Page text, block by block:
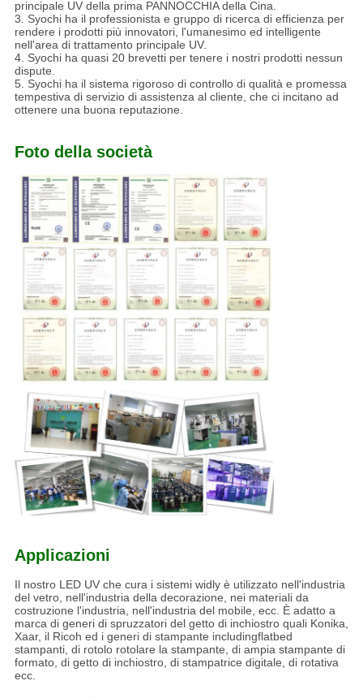
principale UV della prima PANNOCCHIA della Cina.
3. Syochi ha il professionista e gruppo di ricerca di efficienza per
rendere i prodotti più innovatori, l'umanesimo ed intelligente
nell'area di trattamento principale UV.
4. Syochi ha quasi 20 brevetti per tenere i nostri prodotti nessun
dispute.
5. Syochi ha il sistema rigoroso di controllo di qualità e promessa
tempestiva di servizio di assistenza al cliente, che ci incitano ad
ottenere una buona reputazione.
Foto della società
Applicazioni
Il nostro LED UV che cura i sistemi widly è utilizzato nell'industria
del vetro, nell'industria della decorazione, nei materiali da
costruzione l'industria, nell'industria del mobile, ecc. È adatto a
marca di generi di spruzzatori del getto di inchiostro quali Konika,
Xaar, il Ricoh ed i generi di stampante includingflatbed
stampanti, di rotolo rotolare la stampante, di ampia stampante di
formato, di getto di inchiostro, di stampatrice digitale, di rotativa
ecc.